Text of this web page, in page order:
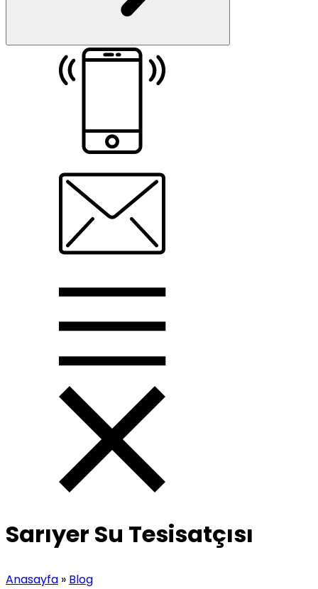
Sarıyer Su Tesisatçısı
Anasayfa » Blog